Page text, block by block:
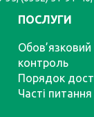
ПОСЛУГИ
Обов’язковий
контроль
Порядок
Часті питання